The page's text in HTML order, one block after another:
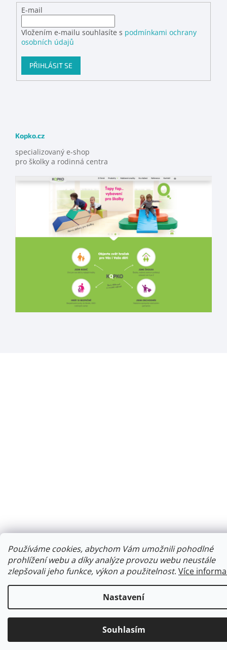
Používáme cookies, abychom Vám umožnili pohodlné
prohlížení webu a díky analýze provozu webu neustále
zlepšovali jeho funkce, výkon a použitelnost. Více
Nastavení
Souhlasím
E-mail
Vložením e-mailu souhlasíte s podmínkami ochrany
osobních údajů
PŘIHLÁSIT SE
Kopko.cz
specializovaný e-shop
pro školky a rodinná centra